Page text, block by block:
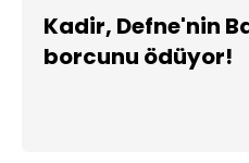
Kadir, Defne'nin
borcunu ödüyor!